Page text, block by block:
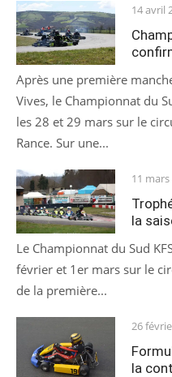
Posted
on
14 avril
Après une première
Vives, le Championnat du
les 28 et 29 mars sur le
Rance. Sur une...
Posted
on
11 mars
la
Le Championnat du Sud
février et 1er mars sur le
de la première...
Posted
on
26
la